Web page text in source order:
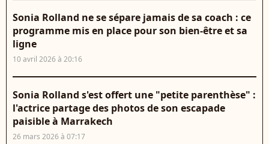
Sonia Rolland ne se sépare jamais de sa coach : ce
programme mis en place pour son bien-être et sa
ligne
10 avril 2026 à 20:16
Sonia Rolland s'est offert une "petite parenthèse" :
l'actrice partage des photos de son escapade
paisible à Marrakech
26 mars 2026 à 07:17